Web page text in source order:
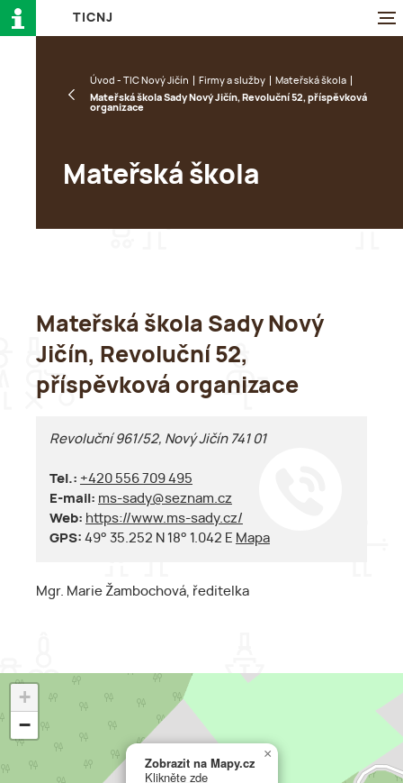
TI CN J
Úvod - TIC Nový Jičín Firmy a služby
Mateřská škola
Mateřská škola Sady Nový Jičín, Revoluční 52, příspěvková
organizace
Mateřská škola
Mateřská škola Sady Nový
Jičín, Revoluční 52,
příspěvková organizace
Revoluční 961/52, Nový Jičín 741 01
Tel.: +420 556 709 495
E-mail: ms-sady@seznam.cz
Web: https://www.ms-sady.cz/
GPS: 49° 35.252 N 18° 1.042 E Mapa
Mgr. Marie Žambochová, ředitelka
Zobrazit na Mapy.cz
Klikněte zde
×
+
−